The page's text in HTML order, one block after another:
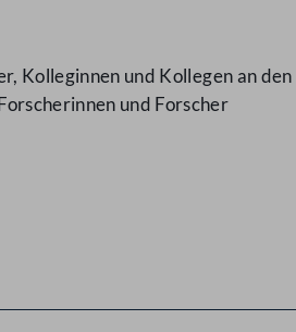
Kolleginnen und Kollegen an
und Forscher